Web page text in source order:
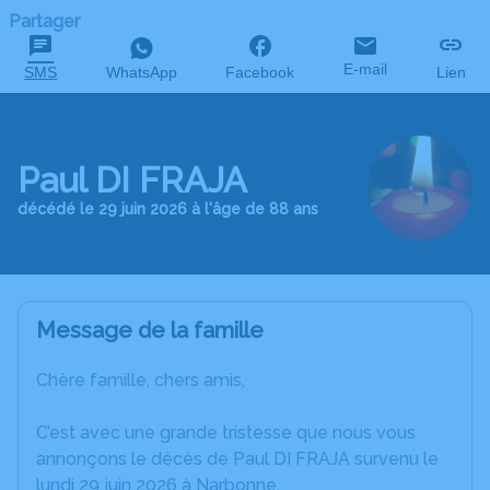
Partager
SMS WhatsApp Facebook E-mail Lien
Paul DI FRAJA
décédé le 29 juin 2026 à l'âge de 88 ans
Message de la famille
Chère famille, chers amis,
C’est avec une grande tristesse que nous vous
annonçons le décès de Paul DI FRAJA survenu le
lundi 29 juin 2026 à Narbonne.